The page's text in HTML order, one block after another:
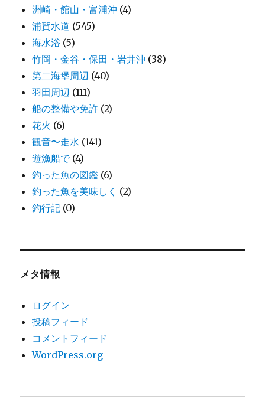
洲崎・館山・富浦沖 (4)
浦賀水道 (545)
海水浴 (5)
竹岡・金谷・保田・岩井沖 (38)
第二海堡周辺 (40)
羽田周辺 (111)
船の整備や免許 (2)
花火 (6)
観音〜走水 (141)
遊漁船で(4)
釣った魚の図鑑 (6)
釣った魚を美味しく (2)
釣行記 (0)
メタ情報
ログイン
投稿フィード
コメントフィード
WordPress.org